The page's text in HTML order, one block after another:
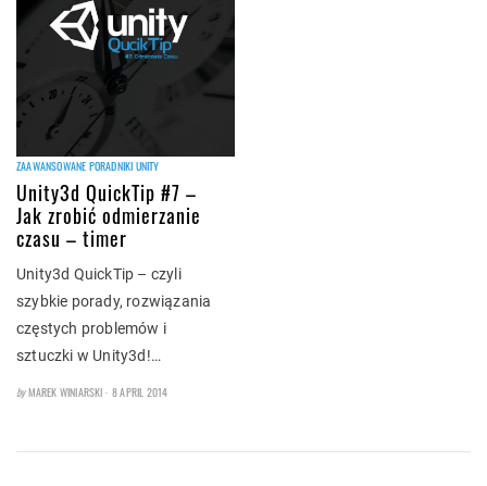
ZAAWANSOWANE PORADNIKI UNITY
Unity3d QuickTip #7 –
Jak zrobić odmierzanie
czasu – timer
Unity3d QuickTip – czyli
szybkie porady, rozwiązania
częstych problemów i
sztuczki w Unity3d!…
byMAREK WINIARSKI POSTED
8 APRIL 2014